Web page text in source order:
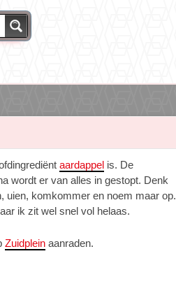
aardappel is. De
wordt er van alles in gestopt. Denk
uien, komkommer en noem maar op.
ik zit wel snel vol helaas.
Zuidplein aanraden.